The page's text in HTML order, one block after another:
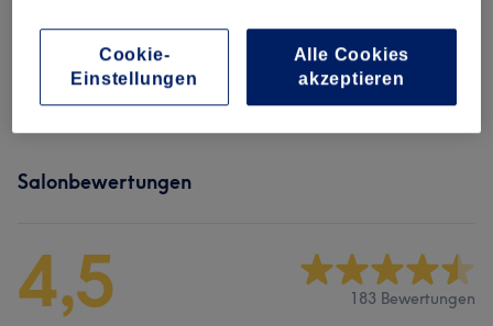
Haarkuren & Pflege
Salonbewertungen
4,5 183 Bewertungen
Cookie-
Einstellungen
Alle Cookies
akzeptieren